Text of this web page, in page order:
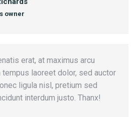
owner
erat, at maximus arcu
tempus laoreet dolor, sed auctor
ligula nisl, pretium sed
interdum justo. Thanx!